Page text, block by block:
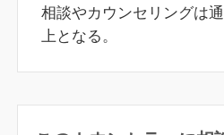
相談やカウンセリングは
上となる。